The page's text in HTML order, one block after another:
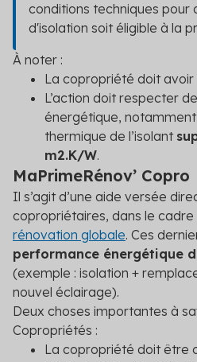
conditions techniques pour
d'isolation soit éligible à la
À noter :
La copropriété doit avoir
L’action doit respecter
énergétique,
thermique de l’isolant
m2.K/W.
MaPrimeRénov’ Copro
Il s’agit d’une aide versée
copropriétaires, dans le
rénovation globale. Ces
performance énergétique
(exemple : isolation +
nouvel éclairage).
Deux choses importantes à
Copropriétés :
La copropriété doit être